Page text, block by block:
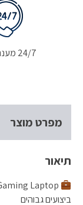
8192MB
Backlit
24/7 מענה טלפוני
מפרט מוצר
תיאור
ביצועים גבוהים